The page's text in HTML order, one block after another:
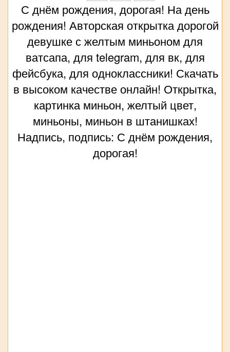
С днём рождения, дорогая! На день
рождения! Авторская открытка дорогой
девушке с желтым миньоном для
ватсапа, для telegram, для вк, для
фейсбука, для одноклассники! Скачать
в высоком качестве онлайн! Открытка,
картинка миньон, желтый цвет,
миньоны, миньон в штанишках!
Надпись, подпись: С днём рождения,
дорогая!